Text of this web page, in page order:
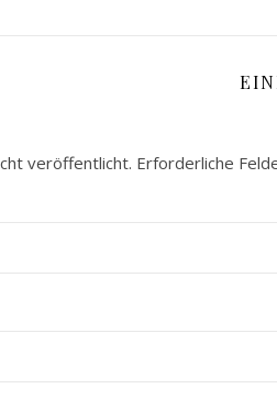
veröffentlicht. Erforderliche